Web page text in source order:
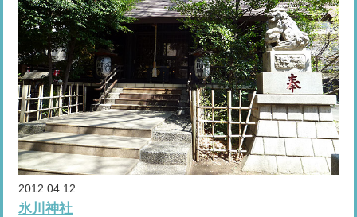
2012.04.12
氷川神社